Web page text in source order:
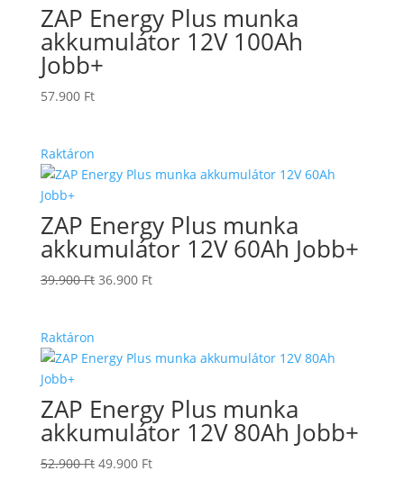
ZAP Energy Plus munka
akkumulátor 12V 100Ah
Jobb+
57.900 Ft
Raktáron
ZAP Energy Plus munka
akkumulátor 12V 60Ah Jobb+
39.900Ft Original
36.900 FtCurrent
Raktáron
ZAP Energy Plus munka
akkumulátor 12V 80Ah Jobb+
52.900Ft Original
49.900 FtCurrent